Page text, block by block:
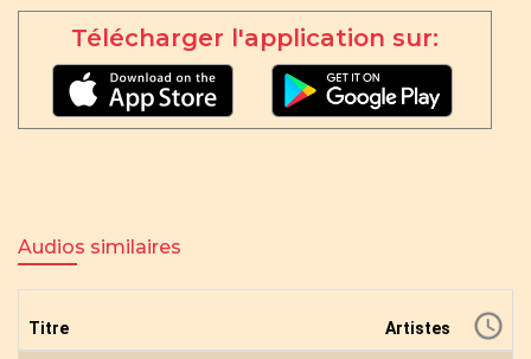
Télécharger l'application sur:
Audios similaires
Titre Artistes